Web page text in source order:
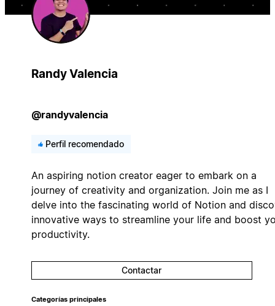
Randy Valencia
@randyvalencia
Perfil recomendado
An aspiring notion creator eager to embark on a
journey of creativity and organization. Join me as I
delve into the fascinating world of Notion and
innovative ways to streamline your life and boost
productivity.
Contactar
Categorías principales